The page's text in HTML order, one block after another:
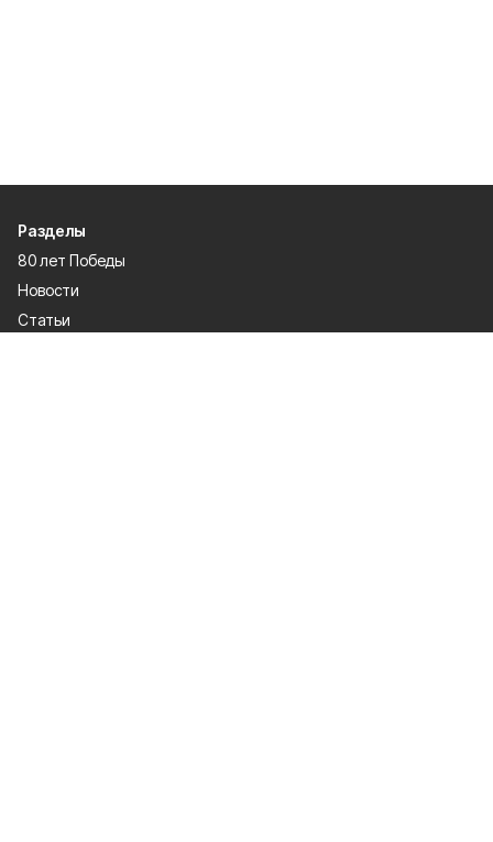
Разделы
80 лет Победы
Новости
Статьи